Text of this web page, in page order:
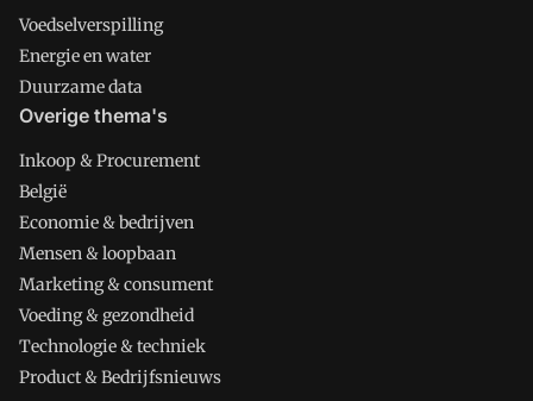
Voedselverspilling
Energie en water
Duurzame data
Overige thema's
Inkoop & Procurement
België
Economie & bedrijven
Mensen & loopbaan
Marketing & consument
Voeding & gezondheid
Technologie & techniek
Product & Bedrijfsnieuws